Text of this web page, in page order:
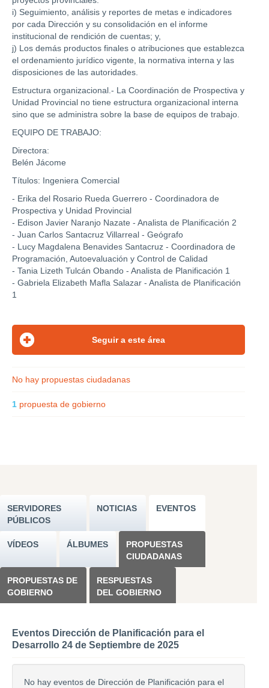
i) Seguimiento, análisis y reportes de metas e indicadores
por cada Dirección y su consolidación en el informe
institucional de rendición de cuentas; y,
j) Los demás productos finales o atribuciones que establezca
el ordenamiento jurídico vigente, la normativa interna y las
disposiciones de las autoridades.
Estructura organizacional.- La Coordinación de Prospectiva y
Unidad Provincial no tiene estructura organizacional interna
sino que se administra sobre la base de equipos de trabajo.
EQUIPO DE TRABAJO:
Directora:
Belén Jácome
Títulos: Ingeniera Comercial
- Erika del Rosario Rueda Guerrero - Coordinadora de
Prospectiva y Unidad Provincial
- Edison Javier Naranjo Nazate - Analista de Planificación 2
- Juan Carlos Santacruz Villarreal - Geógrafo
- Lucy Magdalena Benavides Santacruz - Coordinadora de
Programación, Autoevaluación y Control de Calidad
- Tania Lizeth Tulcán Obando - Analista de Planificación 1
- Gabriela Elizabeth Mafla Salazar - Analista de Planificación
1
No hay propuestas ciudadanas
1 propuesta de gobierno
SERVIDORES
PÚBLICOS
NOTICIAS EVENTOS
VÍDEOS ÁLBUMES
PROPUESTAS
CIUDADANAS
PROPUESTAS DE
GOBIERNO
RESPUESTAS
DEL GOBIERNO
Eventos Dirección de Planificación para el
Desarrollo 24 de Septiembre de 2025
No hay eventos de Dirección de Planificación para el